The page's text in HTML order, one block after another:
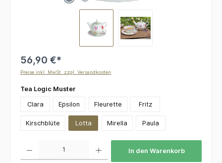
56,90 €*
Preise inkl. MwSt. zzgl. Versandkosten
Tea Logic Muster
Clara Epsilon Fleurette Fritz
Kirschblüte Lotta Mirella Paula
In den Warenkorb